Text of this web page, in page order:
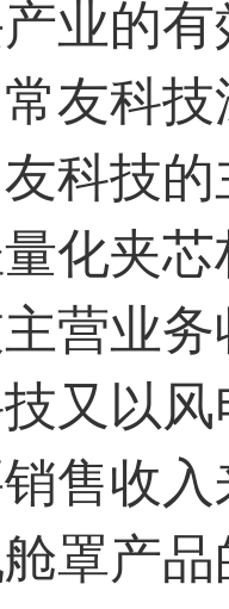
业的
常友科技
科技
化夹
主营业
又以
售收
罩产